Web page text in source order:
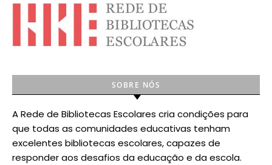
SOBRE NÓS
A Rede de Bibliotecas Escolares cria condições para
que todas as comunidades educativas tenham
excelentes bibliotecas escolares, capazes de
responder aos desafios da educação e da escola.